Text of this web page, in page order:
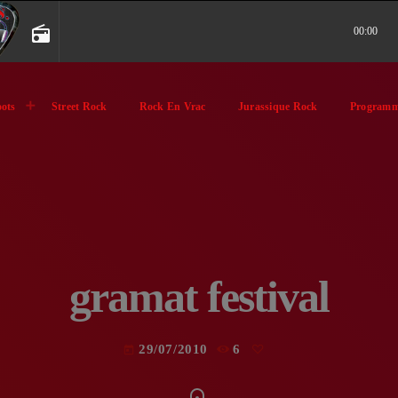
radio 00:00
Street Rock Rock En Vrac Jurassique Rock
gramat festival
29/07/2010 6